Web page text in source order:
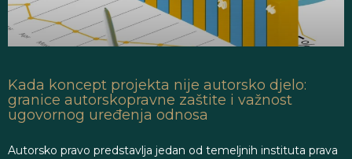
Kada koncept projekta nije autorsko djelo:
granice autorskopravne zaštite i važnost
ugovornog uređenja odnosa
Autorsko pravo predstavlja jedan od temeljnih instituta prava